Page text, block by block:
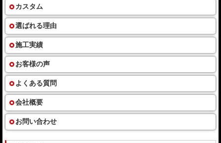
カスタム
選ばれる理由
施工実績
お客様の声
よくある質問
会社概要
お問い合わせ